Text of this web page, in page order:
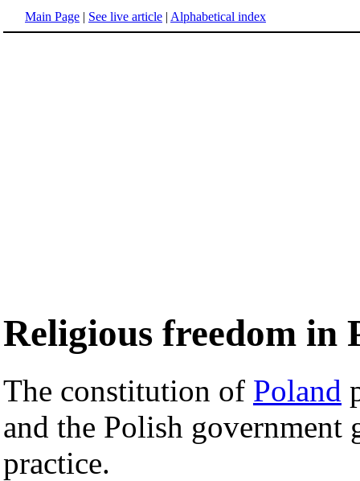
Main Page | See live article | Alphabetical index
Religious freedom in
The constitution of Poland
and the Polish government
practice.